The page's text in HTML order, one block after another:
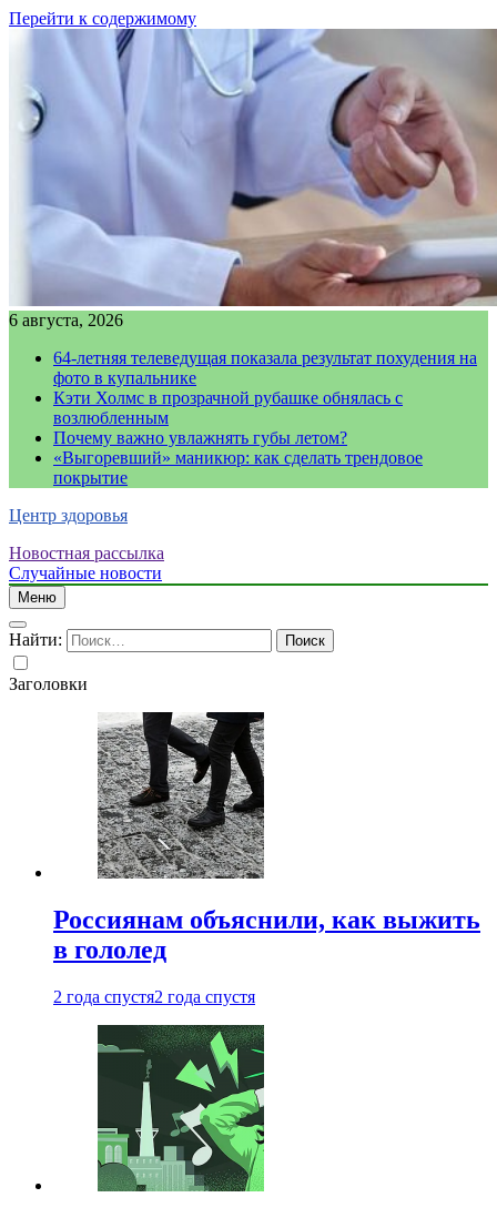
Перейти к содержимому
6 августа, 2026
64-летняя телеведущая показала результат похудения на
фото в купальнике
Кэти Холмс в прозрачной рубашке обнялась с
возлюбленным
Почему важно увлажнять губы летом?
«Выгоревший» маникюр: как сделать трендовое
покрытие
Центр здоровья
Новостная рассылка
Случайные новости
Меню
Найти:
Заголовки
Россиянам объяснили, как выжить
в гололед
2 года спустя2 года спустя